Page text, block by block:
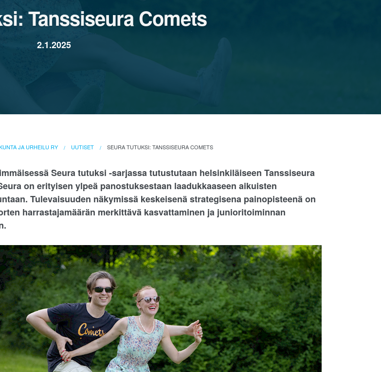
Tanssiseura Comets
2.1.2025
JA URHEILU RY UUTISET SEURA TUTUKSI: TANSSISEURA COMETS
Seura tutuksi -sarjassa tutustutaan helsinkiläiseen Tanssiseura
on erityisen ylpeä panostuksestaan laadukkaaseen aikuisten
Tulevaisuuden näkymissä keskeisenä strategisena painopisteenä on
harrastajamäärän merkittävä kasvattaminen ja junioritoiminnan